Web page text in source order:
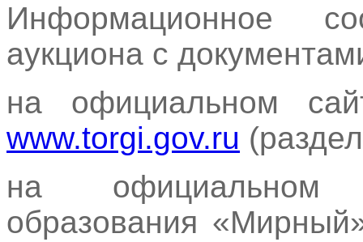
Информационное
аукциона с
на официальном
www.torgi.gov.ru
на официальном
образования